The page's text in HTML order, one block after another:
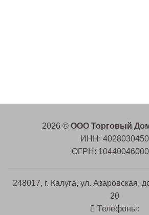
2026 © ООО Торговый
ИНН: 4028030450
ОГРН:
248017, г. Калуга, ул. Азаровская,
20
Телефоны: